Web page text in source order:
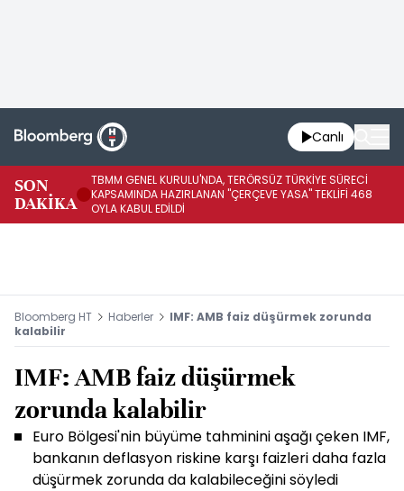
Canlı
SON
DAKİKA
TBMM GENEL KURULU'NDA, TERÖRSÜZ TÜRKİYE SÜRECİ
KAPSAMINDA HAZIRLANAN "ÇERÇEVE YASA" TEKLİFİ 468
OYLA KABUL EDİLDİ
Bloomberg HT Haberler
IMF: AMB faiz düşürmek zorunda
kalabilir
IMF: AMB faiz düşürmek
zorunda kalabilir
Euro Bölgesi'nin büyüme tahminini aşağı çeken IMF,
bankanın deflasyon riskine karşı faizleri daha fazla
düşürmek zorunda da kalabileceğini söyledi